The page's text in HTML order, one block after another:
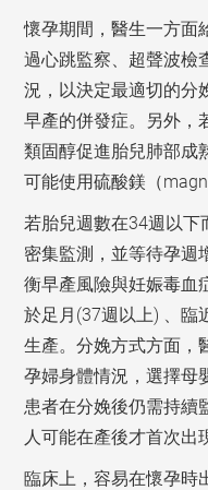
懷孕期間，醫生一方面
過心跳監察、超聲波檢
況，以決定最適切的分
早產的併發症。另外，
類固醇促進胎兒肺部成
可能使用硫酸鎂（
若胎兒週數在34週以下
密集監測，並等待孕週
衡早產風險與妊娠毒血
於足月(37週以上) 、臨
生產。分娩方式方面，
孕婦身體情況，選擇母
患者在分娩後仍需持續
人可能在產後才首次出
臨床上，容易在懷孕時